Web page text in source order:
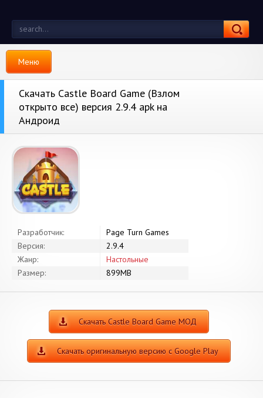
Меню
Скачать Castle Board Game (Взлом
открыто все) версия 2.9.4 apk на
Андроид
Разработчик:
Page Turn Games
Версия:
2.9.4
Жанр:
Настольные
Размер:
899MB
Скачать Castle Board Game МОД
Скачать оригинальную версию с Google Play